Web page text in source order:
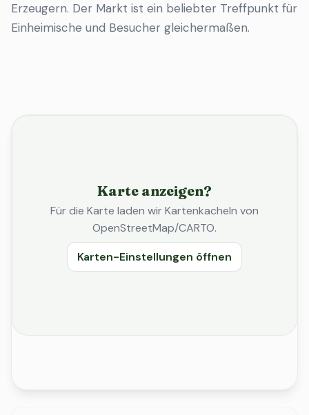
Erzeugern. Der Markt ist ein beliebter Treffpunkt für
Einheimische und Besucher gleichermaßen.
Karte anzeigen?
Für die Karte laden wir Kartenkacheln von
OpenStreetMap/CARTO.
Karten-Einstellungen öffnen